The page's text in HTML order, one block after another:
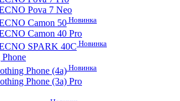
Pova 7 Neo
Camon 50 Новинка
Camon 40 Pro
SPARK 40C Новинка
Phone (4a) Новинка
Phone (3a) Pro